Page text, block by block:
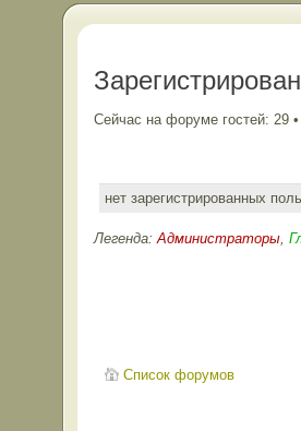
Сейчас на форуме гостей: 29 •
нет зарегистрированных
Легенда:Администраторы,
Список форумов